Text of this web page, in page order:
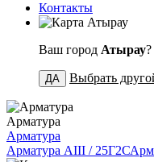
Контакты
Атырау
Ваш город Атырау?
ДА Выбрать
Арматура
Арматура
Арматура АIII / 25Г2С